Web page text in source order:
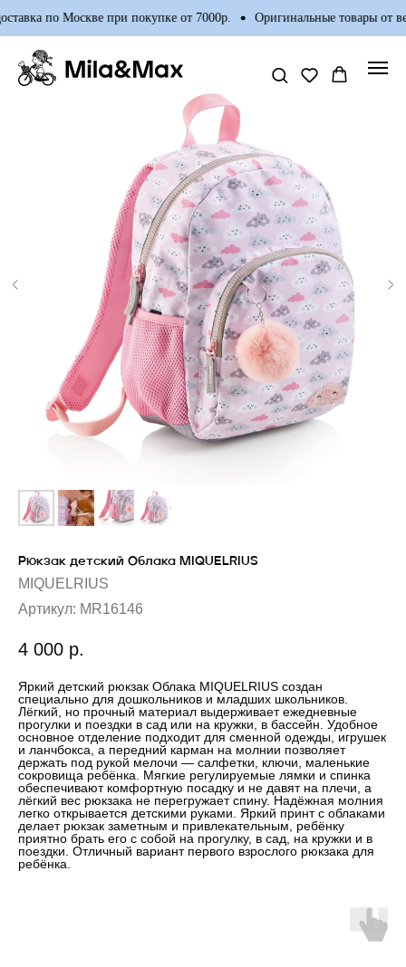
по Москве при покупке от 7000р. Оригинальные товары от
Рюкзак детский Облака MIQUELRIUS
MIQUELRIUS
Артикул: MR16146
4 000 р.
Яркий детский рюкзак Облака MIQUELRIUS создан
специально для дошкольников и младших школьников.
Лёгкий, но прочный материал выдерживает ежедневные
прогулки и поездки в сад или на кружки, в бассейн. Удобное
основное отделение подходит для сменной одежды, игрушек
и ланчбокса, а передний карман на молнии позволяет
держать под рукой мелочи — салфетки, ключи, маленькие
сокровища ребёнка. Мягкие регулируемые лямки и спинка
обеспечивают комфортную посадку и не давят на плечи, а
лёгкий вес рюкзака не перегружает спину. Надёжная молния
легко открывается детскими руками. Яркий принт с облаками
делает рюкзак заметным и привлекательным, ребёнку
приятно брать его с собой на прогулку, в сад, на кружки и в
поездки. Отличный вариант первого взрослого рюкзака для
ребёнка.